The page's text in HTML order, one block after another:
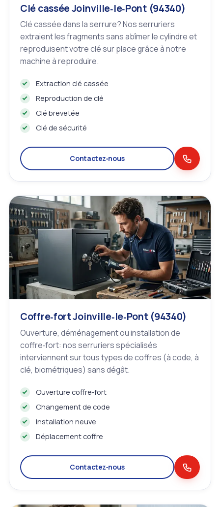
Clé cassée Joinville‑le‑Pont (94340)
Clé cassée dans la serrure? Nos serruriers
extraient les fragments sans abîmer le cylindre et
reproduisent votre clé sur place grâce à notre
machine à reproduire.
Extraction clé cassée
Reproduction de clé
Clé brevetée
Clé de sécurité
Contactez‑nous
Coffre‑fort Joinville‑le‑Pont (94340)
Ouverture, déménagement ou installation de
coffre‑fort: nos serruriers spécialisés
interviennent sur tous types de coffres (à code, à
clé, biométriques) sans dégât.
Ouverture coffre‑fort
Changement de code
Installation neuve
Déplacement coffre
Contactez‑nous